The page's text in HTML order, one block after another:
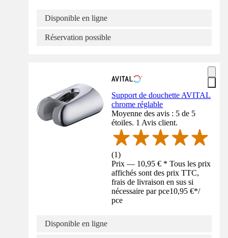
Disponible en ligne
Réservation possible
Support de douchette AVITAL
chrome réglable
Moyenne des avis : 5 de 5
étoiles. 1 Avis client.
(1)
Prix — 10,95 € * Tous les prix
affichés sont des prix TTC,
frais de livraison en sus si
nécessaire par pce10,95 €*/
pce
Disponible en ligne